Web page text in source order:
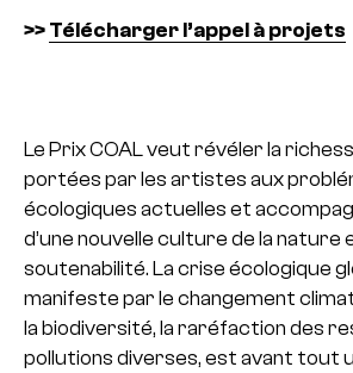
>> Télécharger l’appel à projets
Le Prix COAL veut révéler la
portées par les artistes aux
écologiques actuelles et
d’une nouvelle culture de la nature
soutenabilité. La crise écologique
manifeste par le changement
la biodiversité, la raréfaction des
pollutions diverses, est avant tout